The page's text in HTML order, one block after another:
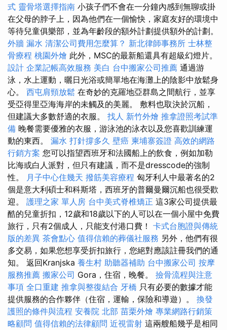
式 靈骨塔選擇指南 小孩子們不會在一分鐘內感到無聊或掛
在父母的脖子上，因為他們在一個愉快，家庭友好的環境中
等待兒童俱樂部，並為年齡段的額外計劃提供額外的計劃。
外牆 漏水 清潔公司費用怎麼算？ 新北律師事務所 士林整
骨療程 桃園外燴 此外，MSC的最新船還具有超級幻燈片。
設計 企業記帳高效服務 美白 台中搬家公司推薦 通過游
泳，水上運動，曬日光浴或簡單地在海灘上的陰影中放鬆身
心。 西屯肩頸放鬆 在奇妙的克羅地亞群島之間航行，並享
受亞得里亞海海岸的未觸及的美麗。 敷料也取決於沉船，
但建議大多數舒適的衣服。 找人 新竹外燴 推拿證照考試準
備 晚餐需要優雅的衣服，游泳池的泳衣以及您喜歡訓練運
動的東西。 漏水 打針撐多久 壁癌 柬埔寨簽證 高效的網路
行銷方案 您可以指望西班牙和法國船上的飲食，例如加勒
比海或白人派對，但只有建議，而不是dresscode的強制
性。 月子中心住幾天 撥筋美容療程 匈牙利人中最著名的2
個是意大利碩士和科斯塔，西班牙的普爾曼爾沉船也很受歡
迎。 護理之家 單人房 台中美式脊椎矯正 這3家公司提供最
酷的兒童折扣，12歲和18歲以下的人可以在一個小屋中免費
旅行，只有2個成人，只能支付港口費！ 卡式台胞證與傳統
版的差異 茶會點心 值得信賴的葬儀社服務 另外，他們有很
多交易，如果您想享受折扣旅行，您絕對應該註冊我們的通
知。 返回Kranjska 養生村 助聽器補助 台中搬家公司 按摩
服務推薦 搬家公司 Gora，住宿，晚餐。 撿骨流程與注意
事項 全口重建 推拿與整復結合 牙橋 只有必要的數據才能
提供服務的合作夥伴（住宿，運輸，保險和導遊）。 換發
護照的條件與流程 安養院 北部 苗栗外燴 專業網路行銷策
略顧問 值得信賴的法律顧問 近視雷射 這兩艘船幾乎是相同